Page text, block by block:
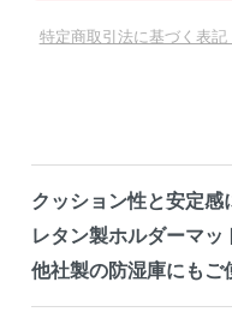
特定商取引法に基づく表記
クッション性と安定感
レタン製ホルダーマッ
他社製の防湿庫にもご